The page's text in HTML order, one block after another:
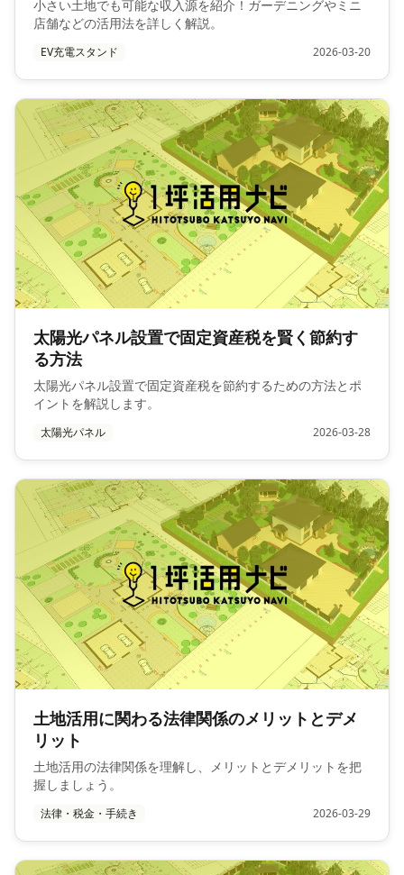
小さい土地でも可能な収入源を紹介！ガーデニングやミニ
店舗などの活用法を詳しく解説。
EV充電スタンド 2026-03-20
太陽光パネル設置で固定資産税を賢く節約す
る方法
太陽光パネル設置で固定資産税を節約するための方法とポ
イントを解説します。
太陽光パネル 2026-03-28
土地活用に関わる法律関係のメリットとデメ
リット
土地活用の法律関係を理解し、メリットとデメリットを把
握しましょう。
法律・税金・手続き 2026-03-29